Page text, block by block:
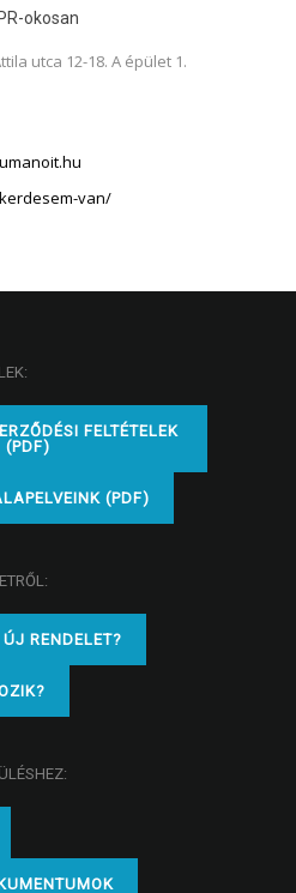
okosan
utca 12-18. A épület 1.
van/
FELTÉTELEK
(PDF)
(PDF)
RENDELET?